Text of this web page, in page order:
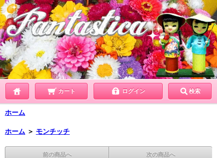
カート ログイン 検索
ホーム
ホーム ＞ モンチッチ
前の商品へ 次の商品へ